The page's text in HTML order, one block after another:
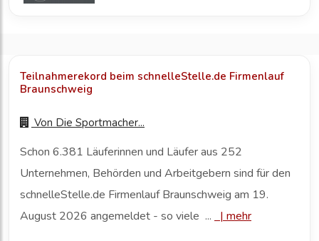
Teilnahmerekord beim schnelleStelle.de Firmenlauf
Braunschweig
Von Die Sportmacher...
Schon 6.381 Läuferinnen und Läufer aus 252
Unternehmen, Behörden und Arbeitgebern sind für den
schnelleStelle.de Firmenlauf Braunschweig am 19.
August 2026 angemeldet - so viele ...
| mehr